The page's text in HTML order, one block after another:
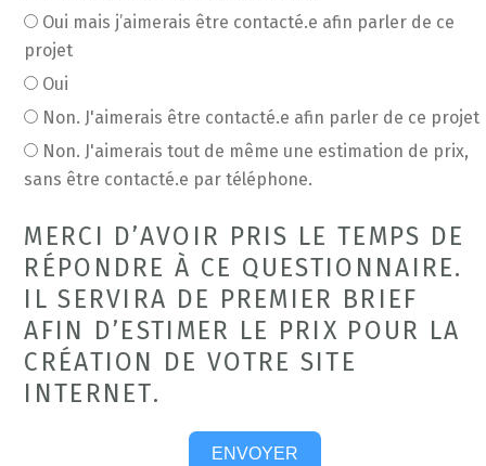
Oui mais j’aimerais être contacté.e afin parler de ce
projet
Oui
Non. J'aimerais être contacté.e afin parler de ce projet
Non. J'aimerais tout de même une estimation de prix,
sans être contacté.e par téléphone.
MERCI D’AVOIR PRIS LE TEMPS DE
RÉPONDRE À CE QUESTIONNAIRE.
IL SERVIRA DE PREMIER BRIEF
AFIN D’ESTIMER LE PRIX POUR LA
CRÉATION DE VOTRE SITE
INTERNET.
ENVOYER